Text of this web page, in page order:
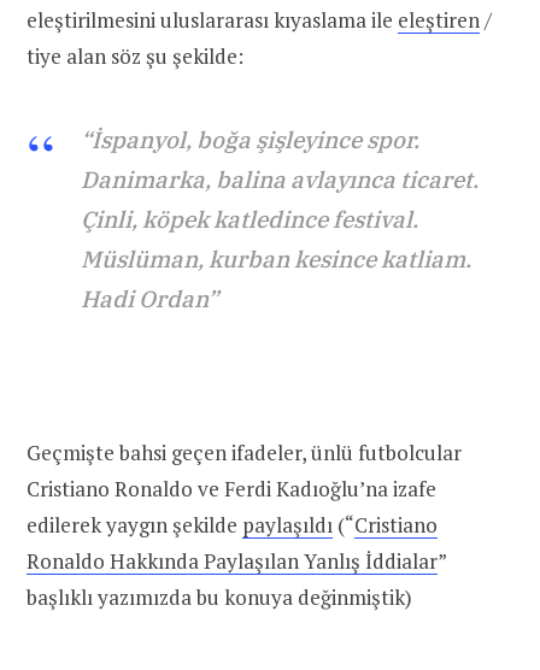
eleştirilmesini uluslararası kıyaslama ile eleştiren /
tiye alan söz şu şekilde:
“İspanyol, boğa şişleyince spor.
Danimarka, balina avlayınca ticaret.
Çinli, köpek katledince festival.
Müslüman, kurban kesince katliam.
Hadi Ordan”
Geçmişte bahsi geçen ifadeler, ünlü futbolcular
Cristiano Ronaldo ve Ferdi Kadıoğlu’na izafe
edilerek yaygın şekilde paylaşıldı (“Cristiano
Ronaldo Hakkında Paylaşılan Yanlış İddialar”
başlıklı yazımızda bu konuya değinmiştik)